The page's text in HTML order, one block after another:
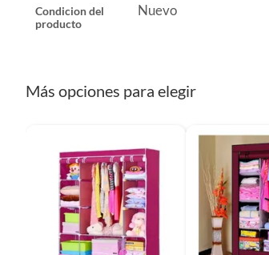
Condicion del
producto
Nuevo
Más opciones para elegir